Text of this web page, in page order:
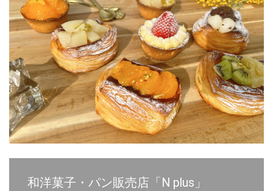
和洋菓子・パン販売店「N plus」